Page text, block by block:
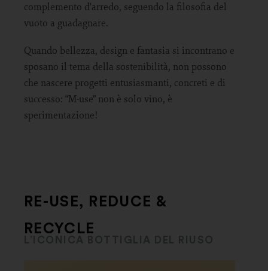
complemento d’arredo, seguendo la filosofia del
vuoto a guadagnare.
Quando bellezza, design e fantasia si incontrano e
sposano il tema della sostenibilità, non possono
che nascere progetti entusiasmanti, concreti e di
successo: “M-use” non è solo vino, è
sperimentazione!
RE-USE, REDUCE &
RECYCLE